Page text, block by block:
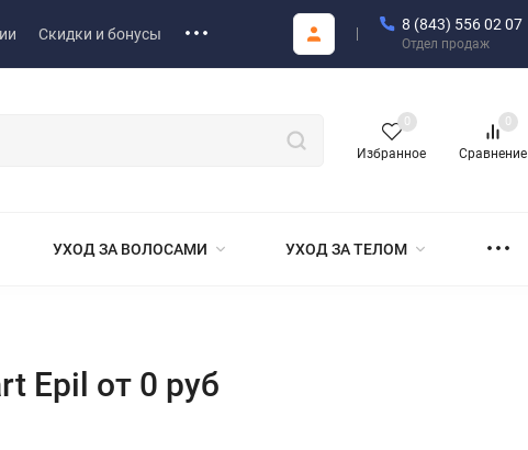
Скидки и бонусы
8 (843) 556 02 07
Отдел продаж
Избранное
0
Сравнение
0
УХОД ЗА ВОЛОСАМИ УХОД ЗА ТЕЛОМ
Epil от 0 руб